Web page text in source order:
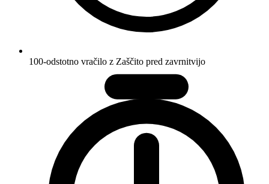
100-odstotno vračilo z Zaščito pred zavrnitvijo